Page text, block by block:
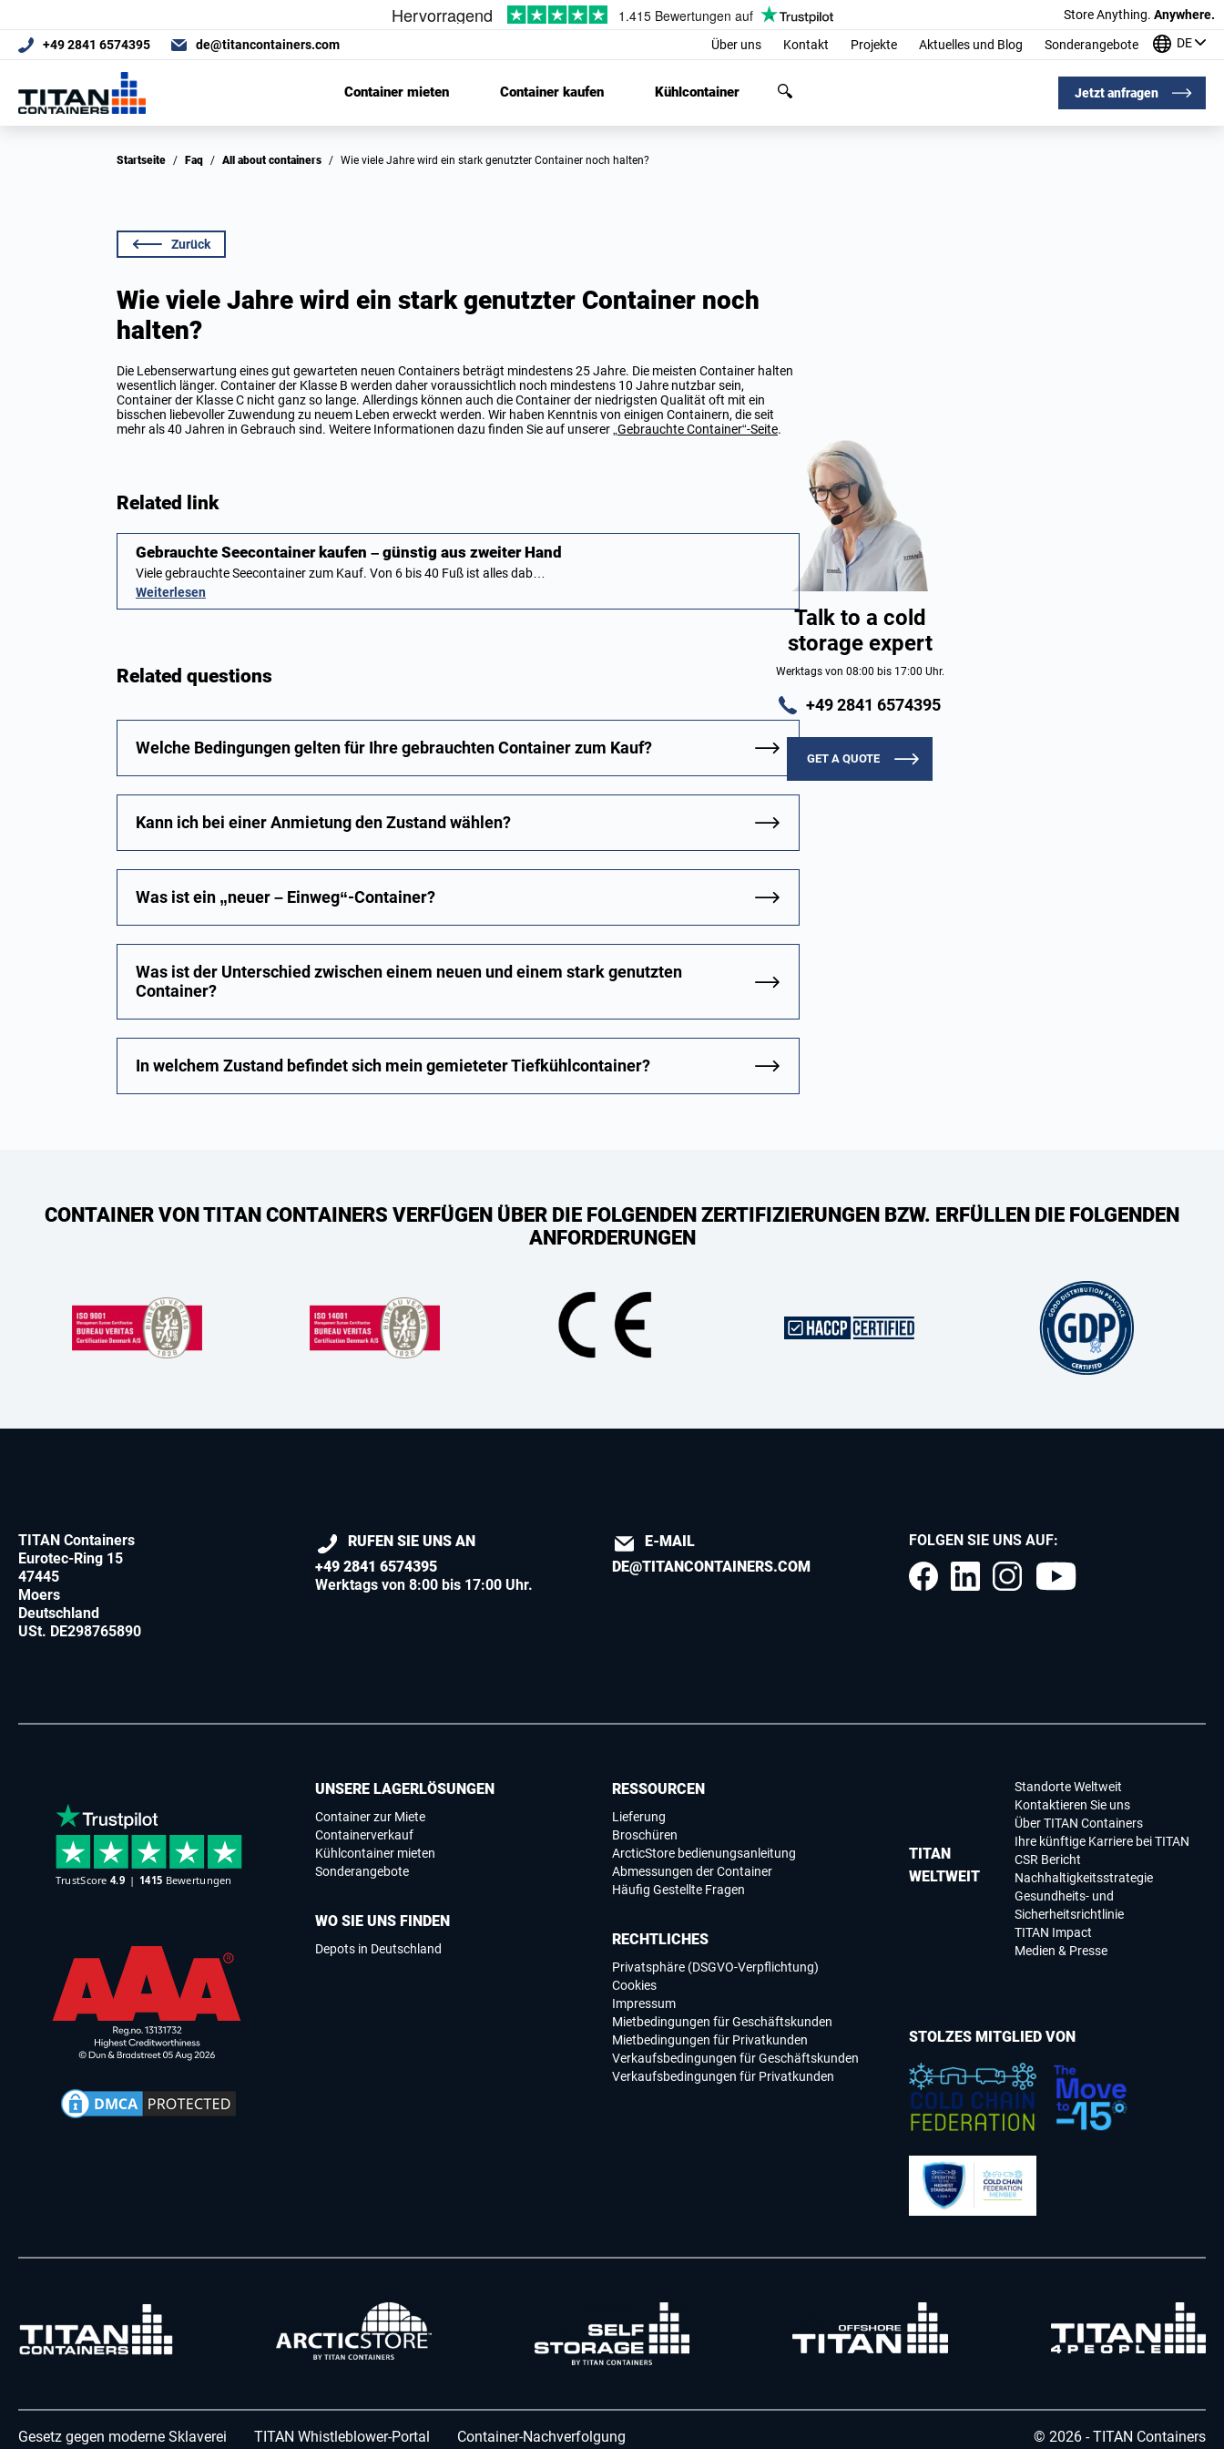
Store Anything. Anywhere.
+49 2841 6574395 de@titancontainers.com Über uns Kontakt Projekte Aktuelles und Blog Sonderangebote DE
Container mieten Container kaufen Kühlcontainer Jetzt anfragen
Startseite / Faq / All about containers / Wie viele Jahre wird ein stark genutzter Container noch halten?
Zurück
Wie viele Jahre wird ein stark genutzter Container noch
halten?
Die Lebenserwartung eines gut gewarteten neuen Containers beträgt mindestens 25 Jahre. Die meisten Container halten
wesentlich länger. Container der Klasse B werden daher voraussichtlich noch mindestens 10 Jahre nutzbar sein,
Container der Klasse C nicht ganz so lange. Allerdings können auch die Container der niedrigsten Qualität oft mit ein
bisschen liebevoller Zuwendung zu neuem Leben erweckt werden. Wir haben Kenntnis von einigen Containern, die seit
mehr als 40 Jahren in Gebrauch sind. Weitere Informationen dazu finden Sie auf unserer „Gebrauchte Container“-Seite.
Related link
Gebrauchte Seecontainer kaufen – günstig aus zweiter Hand
Viele gebrauchte Seecontainer zum Kauf. Von 6 bis 40 Fuß ist alles dab…
Weiterlesen
Related questions
Welche Bedingungen gelten für Ihre gebrauchten Container zum Kauf?
Kann ich bei einer Anmietung den Zustand wählen?
Was ist ein „neuer – Einweg“-Container?
Was ist der Unterschied zwischen einem neuen und einem stark genutzten
Container?
In welchem Zustand befindet sich mein gemieteter Tiefkühlcontainer?
Talk to a cold
storage expert
Werktags von 08:00 bis 17:00 Uhr.
+49 2841 6574395
GET A QUOTE
CONTAINER VON TITAN CONTAINERS VERFÜGEN ÜBER DIE FOLGENDEN ZERTIFIZIERUNGEN BZW. ERFÜLLEN DIE FOLGENDEN
ANFORDERUNGEN
TITAN Containers
Eurotec-Ring 15
47445
Moers
Deutschland
USt. DE298765890
RUFEN SIE UNS AN
+49 2841 6574395
Werktags von 8:00 bis 17:00 Uhr.
E-MAIL
DE@TITANCONTAINERS.COM
FOLGEN SIE UNS AUF:
UNSERE LAGERLÖSUNGEN
Container zur Miete
Containerverkauf
Kühlcontainer mieten
Sonderangebote
WO SIE UNS FINDEN
Depots in Deutschland
TITAN
WELTWEIT
Standorte Weltweit
Kontaktieren Sie uns
Über TITAN Containers
Ihre künftige Karriere bei TITAN
CSR Bericht
Nachhaltigkeitsstrategie
Gesundheits- und
Sicherheitsrichtlinie
TITAN Impact
Medien & Presse
RESSOURCEN
Lieferung
Broschüren
ArcticStore bedienungsanleitung
Abmessungen der Container
Häufig Gestellte Fragen
RECHTLICHES
Privatsphäre (DSGVO-Verpflichtung)
Cookies
Impressum
Mietbedingungen für Geschäftskunden
Mietbedingungen für Privatkunden
Verkaufsbedingungen für Geschäftskunden
Verkaufsbedingungen für Privatkunden
STOLZES MITGLIED VON
Gesetz gegen moderne Sklaverei TITAN Whistleblower-Portal Container-Nachverfolgung © 2026 - TITAN Containers